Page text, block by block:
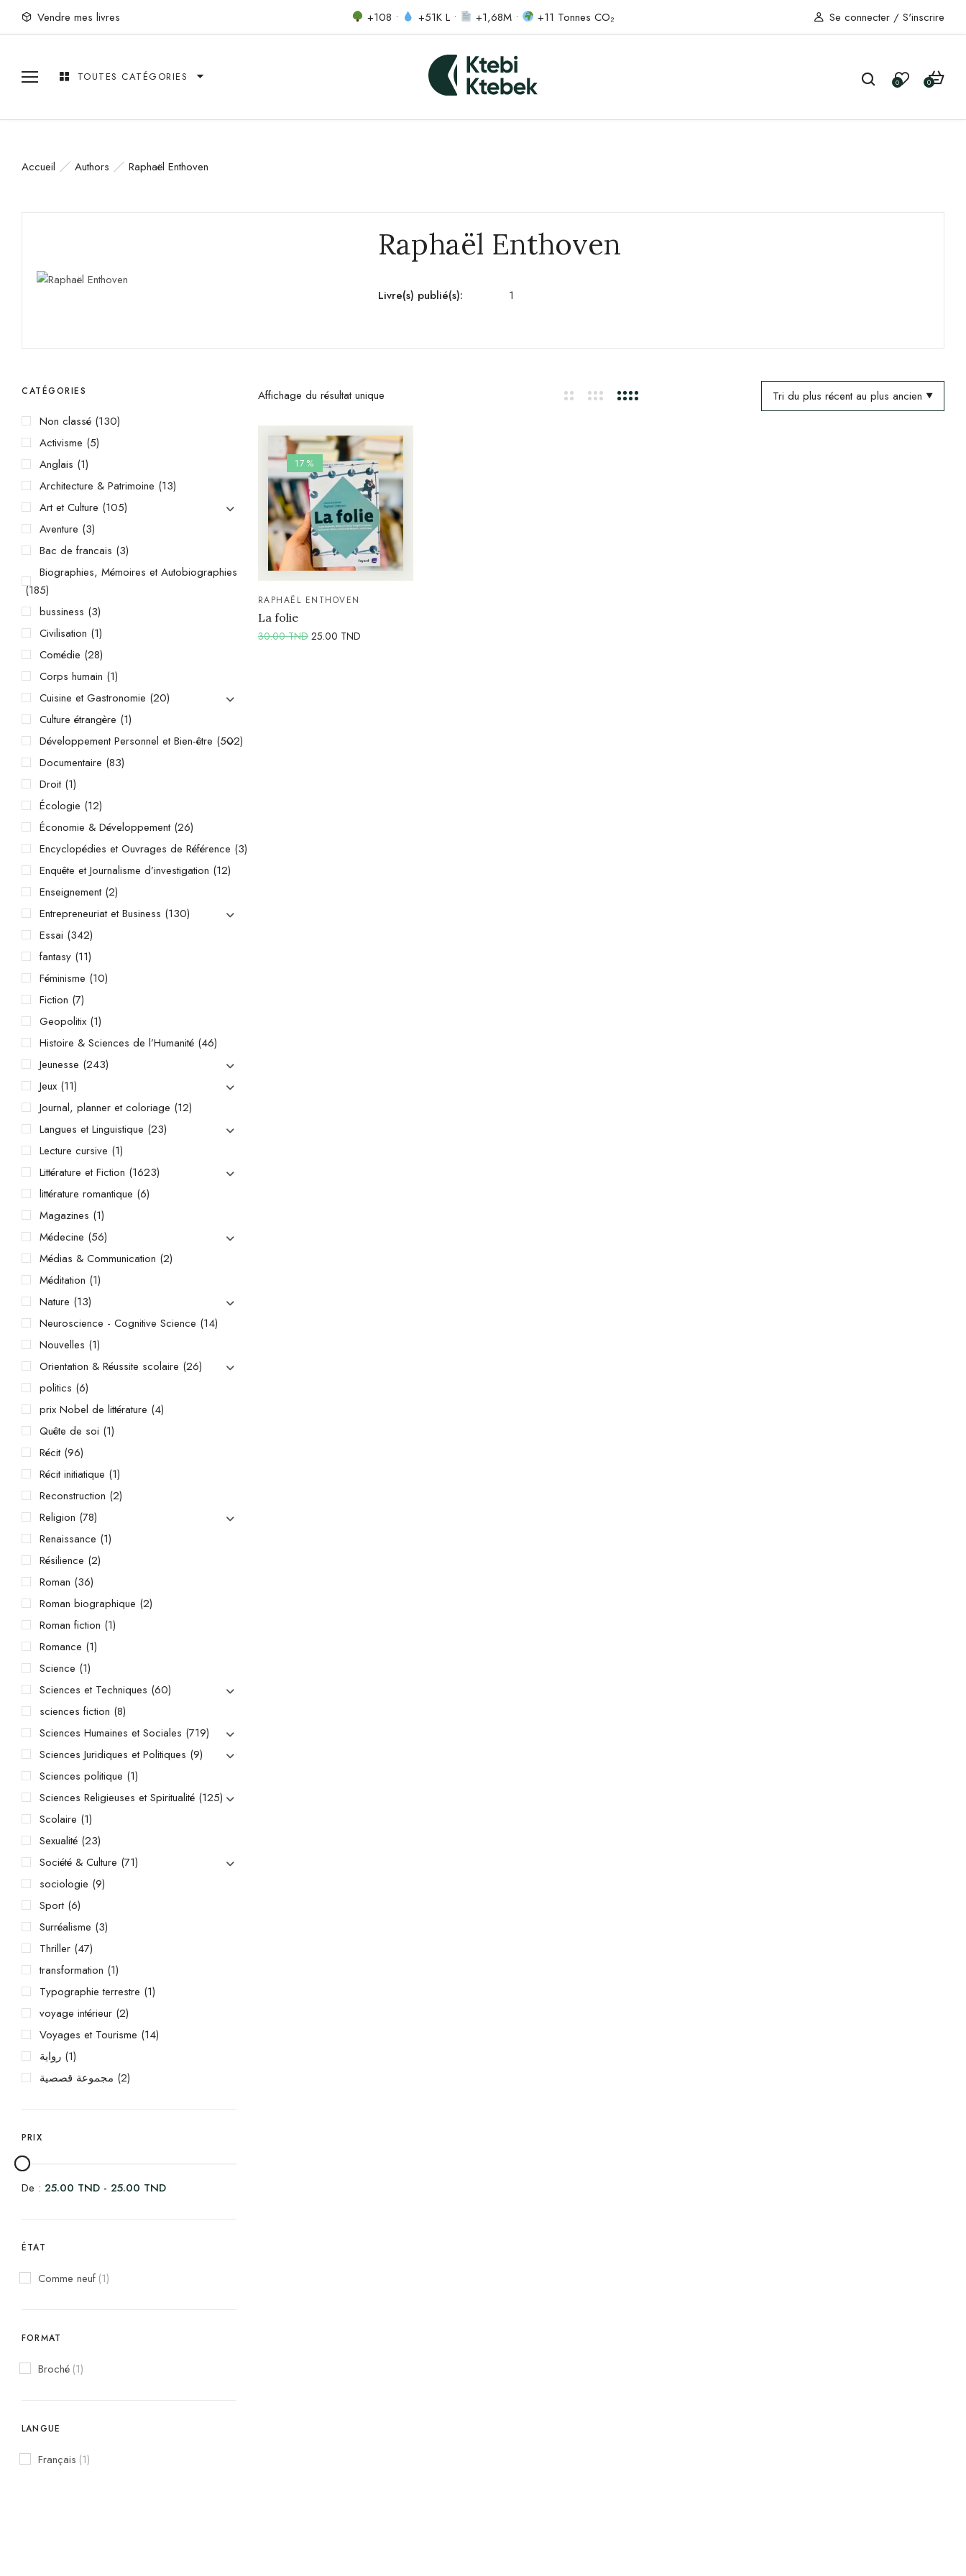
Vendre mes livres +108 • +51K L • +1,68M • +11 Tonnes CO₂ Se connecter / S'inscrire
TOUTES CATÉGORIES 0 0
Accueil Authors Raphaël Enthoven
Raphaël Enthoven
Livre(s) publié(s): 1
CATÉGORIES
Non classé (130)
Activisme (5)
Anglais (1)
Architecture & Patrimoine (13)
Art et Culture (105)
Aventure (3)
Bac de francais (3)
Biographies, Mémoires et Autobiographies
(185)
bussiness (3)
Civilisation (1)
Comédie (28)
Corps humain (1)
Cuisine et Gastronomie (20)
Culture étrangère (1)
Développement Personnel et Bien-être (502)
Documentaire (83)
Droit (1)
Écologie (12)
Économie & Développement (26)
Encyclopédies et Ouvrages de Référence (3)
Enquête et Journalisme d’investigation (12)
Enseignement (2)
Entrepreneuriat et Business (130)
Essai (342)
fantasy (11)
Féminisme (10)
Fiction (7)
Geopolitix (1)
Histoire & Sciences de l’Humanité (46)
Jeunesse (243)
Jeux (11)
Journal, planner et coloriage (12)
Langues et Linguistique (23)
Lecture cursive (1)
Littérature et Fiction (1623)
littérature romantique (6)
Magazines (1)
Médecine (56)
Médias & Communication (2)
Méditation (1)
Nature (13)
Neuroscience - Cognitive Science (14)
Nouvelles (1)
Orientation & Réussite scolaire (26)
politics (6)
prix Nobel de littérature (4)
Quête de soi (1)
Récit (96)
Récit initiatique (1)
Reconstruction (2)
Religion (78)
Renaissance (1)
Résilience (2)
Roman (36)
Roman biographique (2)
Roman fiction (1)
Romance (1)
Science (1)
Sciences et Techniques (60)
sciences fiction (8)
Sciences Humaines et Sociales (719)
Sciences Juridiques et Politiques (9)
Sciences politique (1)
Sciences Religieuses et Spiritualité (125)
Scolaire (1)
Sexualité (23)
Société & Culture (71)
sociologie (9)
Sport (6)
Surréalisme (3)
Thriller (47)
transformation (1)
Typographie terrestre (1)
voyage intérieur (2)
Voyages et Tourisme (14)
رواية (1)
مجموعة قصصية (2)
PRIX
De : 25.00 TND - 25.00 TND
ÉTAT
Comme neuf (1)
FORMAT
Broché (1)
LANGUE
Français (1)
Affichage du résultat unique Tri du plus récent au plus ancien
17%
RAPHAËL ENTHOVEN
La folie
30.00TND 25.00 TND